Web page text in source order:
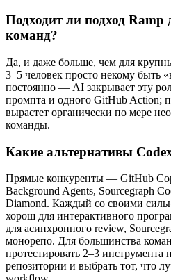
Подходит ли подход Ramp
команд?
Да, и даже больше, чем для
3–5 человек просто некому быть
постоянно — AI закрывает эту
промпта и одного GitHub Action;
вырастет органически по мере
команды.
Какие альтернативы
Прямые конкуренты — GitHub
Background Agents, Sourcegraph
Diamond. Каждый со своими
хорош для интерактивного
для асинхронного review,
монорепо. Для большинства
протестировать 2–3
репозитории и выбрать тот, что